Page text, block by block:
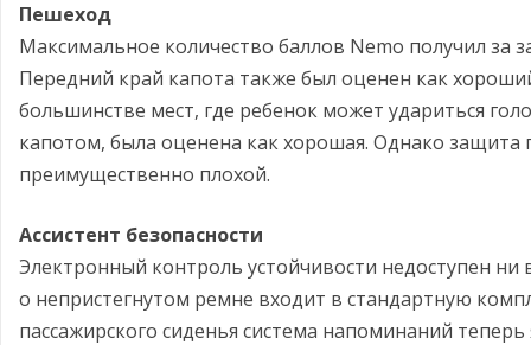
Пешеход
Максимальное количество баллов Nemo получил за
Передний край капота также был оценен как
большинстве мест, где ребенок может удариться
капотом, была оценена как хорошая. Однако защита
преимущественно плохой.
Ассистент безопасности
Электронный контроль устойчивости недоступен
о непристегнутом ремне входит в стандартную
пассажирского сиденья система напоминаний